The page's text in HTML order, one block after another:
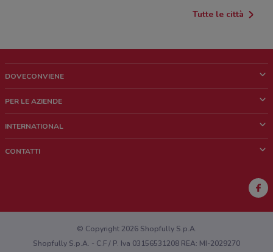
Tutte le città
DOVECONVIENE
Chi siamo
Lavora con noi
PER LE AZIENDE
Richieste commerciali e marketing
INTERNATIONAL
CONTATTI
Hai un malfunzionamento sul web o sull'app?
© Copyright 2026 Shopfully S.p.A.
Shopfully S.p.A. - C.F / P. Iva 03156531208 REA: MI-2029270